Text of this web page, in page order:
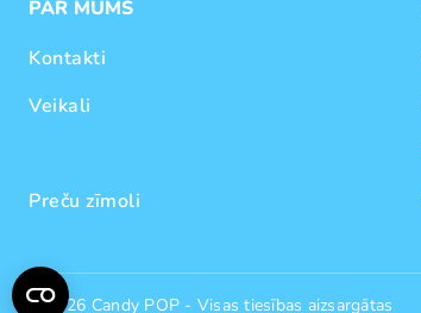
PAR MUMS
Kontakti
Veikali
Preču zīmoli
© 2026 Candy POP - Visas tiesības aizsargātas